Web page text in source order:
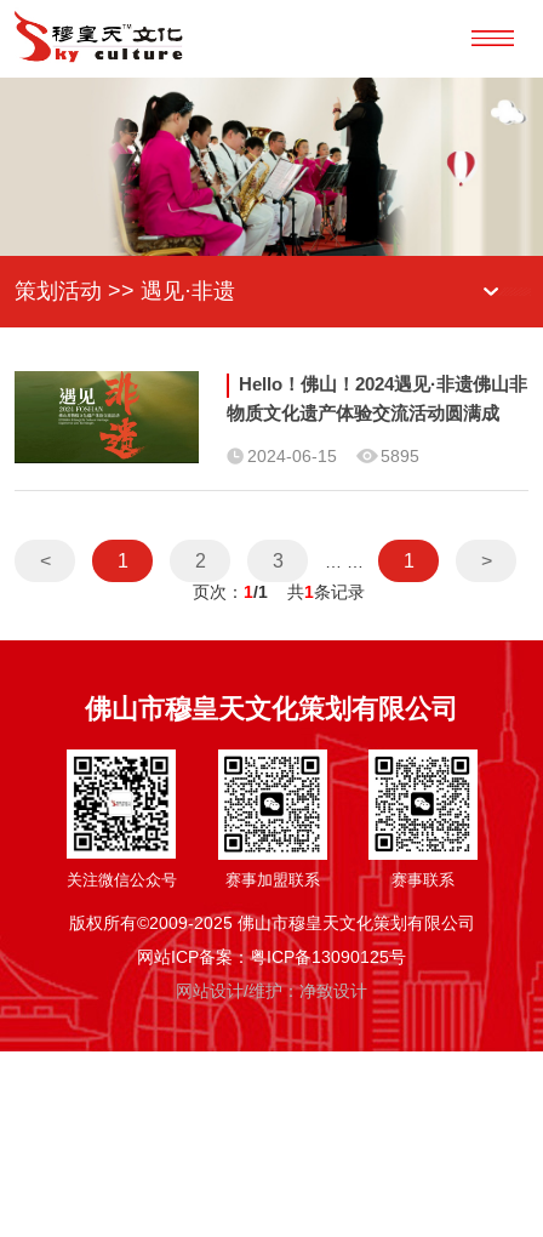
策划活动 >> 遇见·非遗
Hello！佛山！2024遇见·非遗佛山非
物质文化遗产体验交流活动圆满成
2024-06-15 5895
< 1 2 3 1 >
页次： 1/1 共1条记录
佛山市穆皇天文化策划有限公司
关注微信公众号 赛事加盟联系 赛事联系
版权所有©2009-2025 佛山市穆皇天文化策划有限公司
网站ICP备案：粤ICP备13090125号
网站设计/维护：净致设计